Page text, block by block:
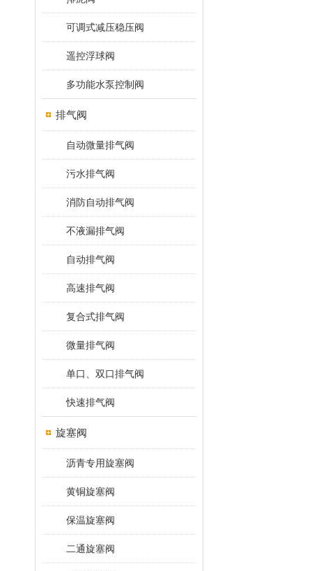
可调式减压稳压阀
遥控浮球阀
多功能水泵控制阀
排气阀
自动微量排气阀
污水排气阀
消防自动排气阀
不液漏排气阀
自动排气阀
高速排气阀
复合式排气阀
微量排气阀
单口、双口排气阀
快速排气阀
旋塞阀
沥青专用旋塞阀
黄铜旋塞阀
保温旋塞阀
二通旋塞阀